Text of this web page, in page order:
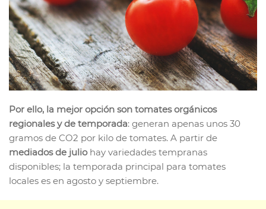
Por ello, la mejor opción son tomates orgánicos
regionales y de temporada: generan apenas unos 30
gramos de CO2 por kilo de tomates. A partir de
mediados de juliohay variedades tempranas
disponibles; la temporada principal para tomates
locales es en agosto y septiembre.